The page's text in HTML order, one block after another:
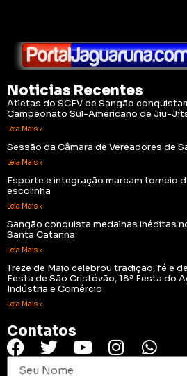
Noticias Recentes
Atletas do SCFV de Sangão
Campeonato Sul-Americano de Jiu-
Leia Mais »
Sessão da Câmara de Vereadores de
Leia Mais »
Esporte e integração marcam torneio
escolinha
Leia Mais »
Sangão conquista medalhas inéditas
Santa Catarina
Leia Mais »
Treze de Maio celebrou tradição, fé e
Festa de São Cristóvão, 18ª Festa do
Indústria e Comércio
Leia Mais »
Contatos